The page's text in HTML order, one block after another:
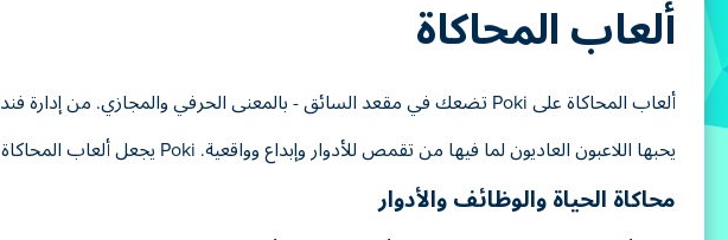
ألعاب المحاكاة
ألعاب المحاكاة على Poki تضعك في مقعد السائق - بالمعنى الحرفي والمجازي. من إدارة فندق إلى إدارة مدينة، هذه الألعاب مجانية وسريعة وجاهزة للعب في متصفحك.
يحبها اللاعبون العاديون لما فيها من تقمص للأدوار وإبداع وواقعية. Poki يجعل ألعاب المحاكاة فورية ومرحة ومدهشة بلا نهاية.
محاكاة الحياة والوظائف والأدوار